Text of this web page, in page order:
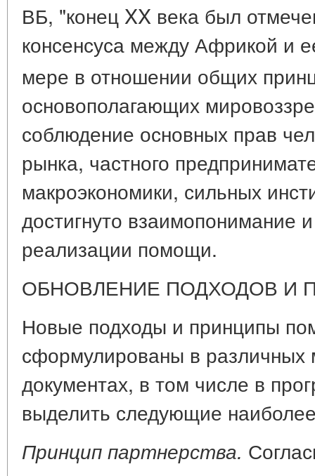
ВБ, "конец XX века был
консенсуса между Африкой и
мере в отношении общих
основополагающих
соблюдение основных прав
рынка, частного
макроэкономики, сильных
достигнуто взаимопонимание
реализации помощи.
ОБНОВЛЕНИЕ ПОДХОДОВ И
Новые подходы и принципы
сформулированы в различных
документах, в том числе в
выделить следующие
Принцип партнерства.